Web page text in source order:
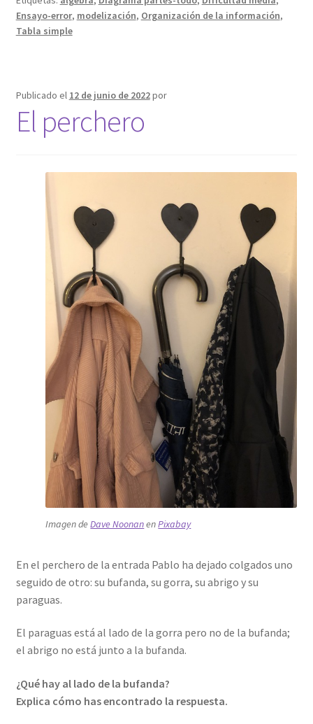
Ensayo-error, modelización, Organización de la información,
Tabla simple
Publicado el 12 de junio de 2022por
El perchero
Imagen deDave NoonanenPixabay
En el perchero de la entrada Pablo ha dejado colgados uno
seguido de otro: su bufanda, su gorra, su abrigo y su
paraguas.
El paraguas está al lado de la gorra pero no de la bufanda;
el abrigo no está junto a la bufanda.
¿Qué hay al lado de la bufanda?
Explica cómo has encontrado la respuesta.